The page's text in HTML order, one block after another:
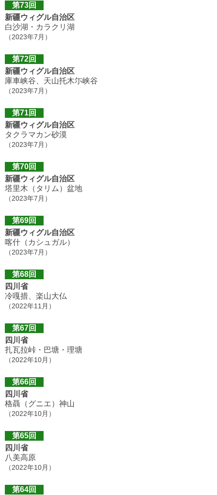
第73回
新疆ウィグル自治区
白沙湖・カラクリ湖
（2023年7月）
第72回
新疆ウィグル自治区
庫車峡谷、天山托木尓峡谷
（2023年7月）
第71回
新疆ウィグル自治区
タクラマカン砂漠
（2023年7月）
第70回
新疆ウィグル自治区
塔里木（タリム）盆地
（2023年7月）
第69回
新疆ウィグル自治区
喀什（カシュガル）
（2023年7月）
第68回
四川省
冷嘎措、楽山大仏
（2022年11月）
第67回
四川省
扎瓦拉峠・巴塘・理塘
（2022年10月）
第66回
四川省
格聶（グニエ）神山
（2022年10月）
第65回
四川省
八美高原
（2022年10月）
第64回